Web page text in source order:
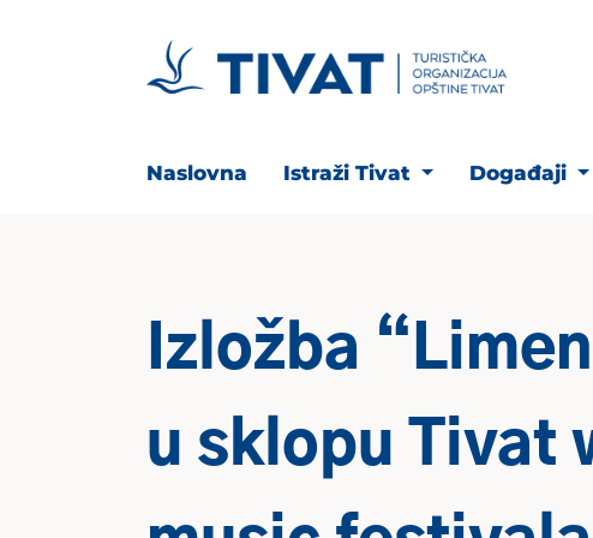
Naslovna Istraži Tivat Događaji
Izložba
u sklopu Tivat